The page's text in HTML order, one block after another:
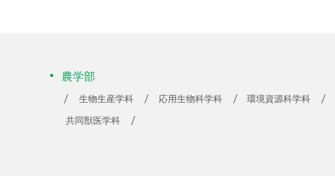
農学部
生物生産学科 応用生物科学科 環境資源科学科
共同獣医学科